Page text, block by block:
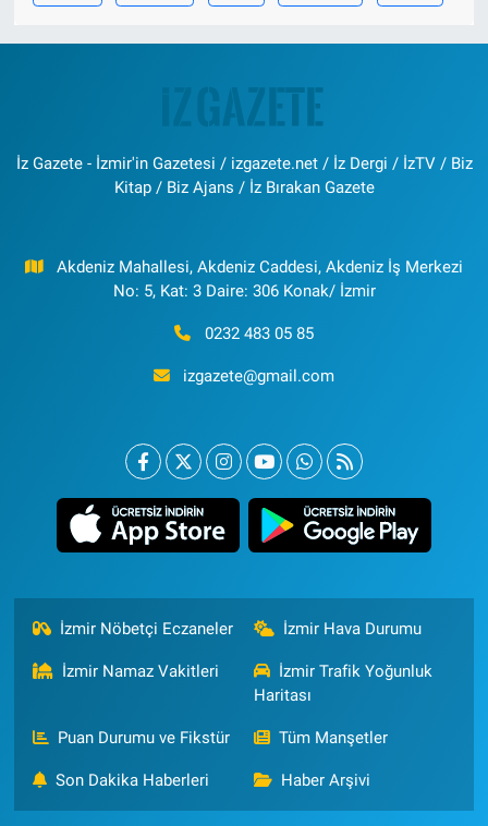
İz Gazete - İzmir'in Gazetesi / izgazete.net / İz Dergi / İzTV / Biz
Kitap / Biz Ajans / İz Bırakan Gazete
Akdeniz Mahallesi, Akdeniz Caddesi, Akdeniz İş Merkezi
No: 5, Kat: 3 Daire: 306 Konak/ İzmir
0232 483 05 85
izgazete@gmail.com
İzmir Nöbetçi Eczaneler İzmir Hava Durumu
İzmir Namaz Vakitleri
İzmir Trafik Yoğunluk
Haritası
Puan Durumu ve Fikstür Tüm Manşetler
Son Dakika Haberleri Haber Arşivi